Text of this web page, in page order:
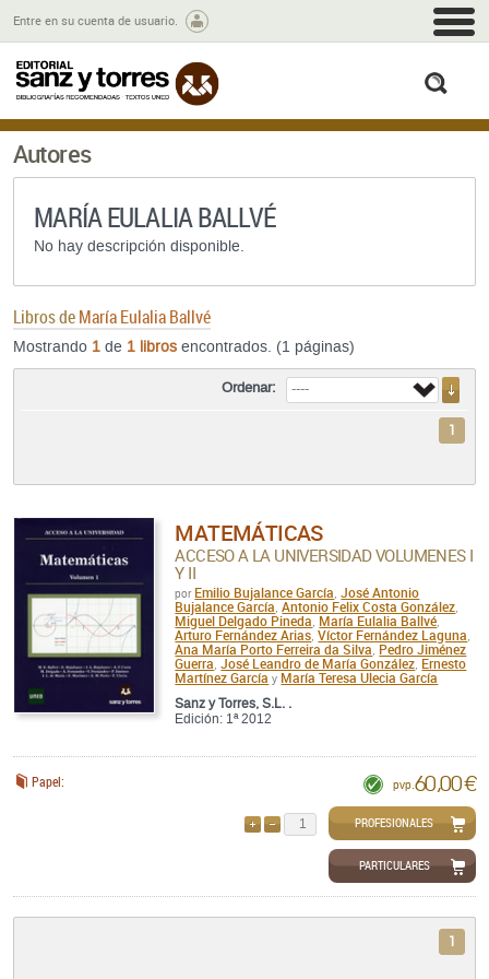
Entre en su cuenta de usuario.
Autores
MARÍA EULALIA BALLVÉ
No hay descripción disponible.
Libros deMaría Eulalia Ballvé
Mostrando 1 de 1 libros encontrados. (1 páginas)
Ordenar:
1
MATEMÁTICAS
ACCESO A LA UNIVERSIDAD VOLUMENES I
Y II
por Emilio Bujalance García José Antonio
Bujalance García Antonio Felix Costa González
Miguel Delgado Pineda María Eulalia Ballvé
Arturo Fernández Arias ,Víctor Fernández Laguna
Ana María Porto Ferreira da Silva Pedro Jiménez
Guerra José Leandro de María González Ernesto
Martínez García y María Teresa Ulecia García
Sanz y Torres, S.L. .
Edición: 1ª 2012
Papel: pvp. 60,00 €
QUITARPROFESIONALES
PARTICULARES
1